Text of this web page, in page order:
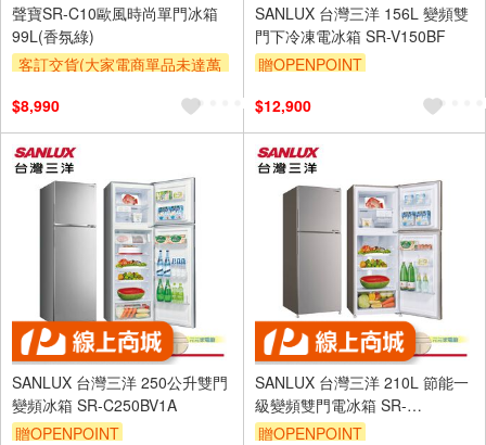
聲寶SR-C10歐風時尚單門冰箱
99L(香氛綠)
客訂交貨(大家電商單品未達萬
區費另計,實際收費以專人聯絡
報價為主)
$8,990
SANLUX 台灣三洋 156L 變頻雙
門下冷凍電冰箱 SR-V150BF
贈OPENPOINT
$12,900
SANLUX 台灣三洋 250公升雙門
變頻冰箱 SR-C250BV1A
贈OPENPOINT
SANLUX 台灣三洋 210L 節能一
級變頻雙門電冰箱 SR-
C210BV1A
贈OPENPOINT